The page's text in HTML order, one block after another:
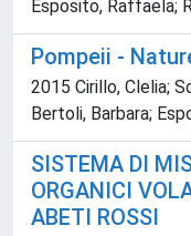
Esposito, Raffaela;
Pompeii -
2015 Cirillo, Clelia;
Bertoli, Barbara;
SISTEMA DI
ORGANICI
ABETI ROSSI